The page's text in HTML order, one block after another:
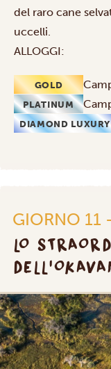
del raro cane
uccelli.
ALLOGGI:
GOLD
PLATINUM
DIAMOND LUXURY
GIORNO 11
LO